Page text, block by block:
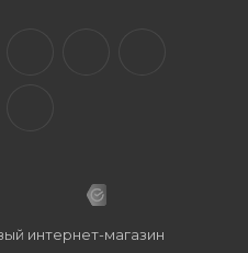
интернет-магазин